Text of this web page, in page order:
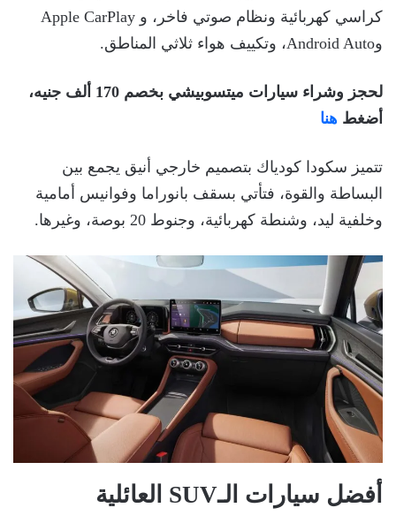
كراسي كهربائية ونظام صوتي فاخر، و Apple CarPlay
وAndroid Auto، وتكييف هواء ثلاثي المناطق.
لحجز وشراء سيارات ميتسوبيشي بخصم 170 ألف جنيه،
أضغط هنا
تتميز سكودا كودياك بتصميم خارجي أنيق يجمع بين
البساطة والقوة، فتأتي بسقف بانوراما وفوانيس أمامية
وخلفية ليد، وشنطة كهربائية، وجنوط 20 بوصة، وغيرها.
أفضل سيارات الـSUV العائلية